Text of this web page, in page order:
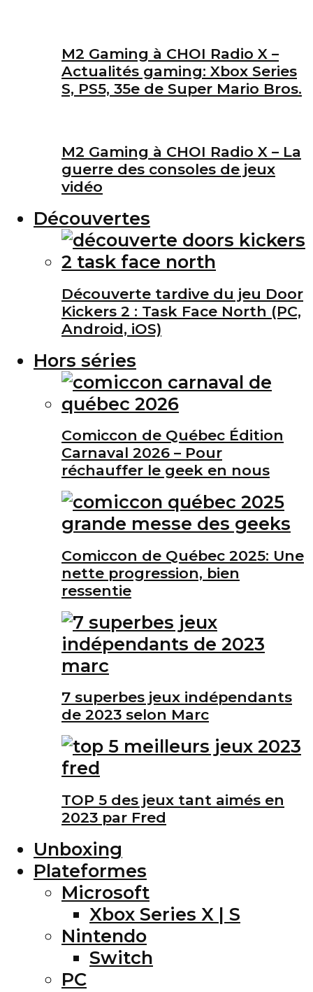
M2 Gaming à CHOI Radio X –
Actualités gaming: Xbox Series
S, PS5, 35e de Super Mario Bros.
M2 Gaming à CHOI Radio X – La
guerre des consoles de jeux
vidéo
Découvertes
Découverte tardive du jeu Door
Kickers 2 : Task Face North (PC,
Android, iOS)
Hors séries
Comiccon de Québec Édition
Carnaval 2026 – Pour
réchauffer le geek en nous
Comiccon de Québec 2025: Une
nette progression, bien
ressentie
7 superbes jeux indépendants
de 2023 selon Marc
TOP 5 des jeux tant aimés en
2023 par Fred
Unboxing
Plateformes
Microsoft
Xbox Series X | S
Nintendo
Switch
PC